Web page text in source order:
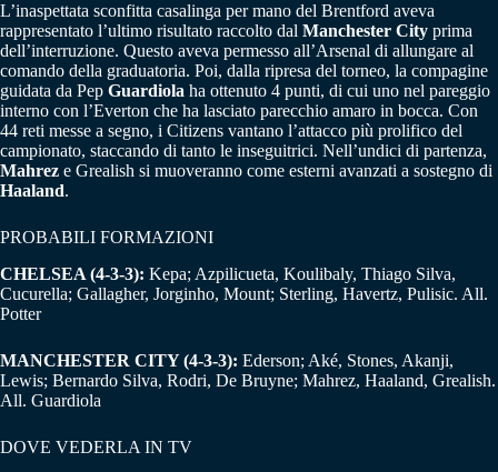
L’inaspettata sconfitta casalinga per mano del Brentford aveva
rappresentato l’ultimo risultato raccolto dal Manchester City prima
dell’interruzione. Questo aveva permesso all’Arsenal di allungare al
comando della graduatoria. Poi, dalla ripresa del torneo, la compagine
guidata da Pep Guardiola ha ottenuto 4 punti, di cui uno nel pareggio
interno con l’Everton che ha lasciato parecchio amaro in bocca. Con
44 reti messe a segno, i Citizens vantano l’attacco più prolifico del
campionato, staccando di tanto le inseguitrici. Nell’undici di partenza,
Mahrez e Grealish si muoveranno come esterni avanzati a sostegno di
Haaland.
PROBABILI FORMAZIONI
CHELSEA (4-3-3): Kepa; Azpilicueta, Koulibaly, Thiago Silva,
Cucurella; Gallagher, Jorginho, Mount; Sterling, Havertz, Pulisic. All.
Potter
MANCHESTER CITY (4-3-3): Ederson; Aké, Stones, Akanji,
Lewis; Bernardo Silva, Rodri, De Bruyne; Mahrez, Haaland, Grealish.
All. Guardiola
DOVE VEDERLA IN TV